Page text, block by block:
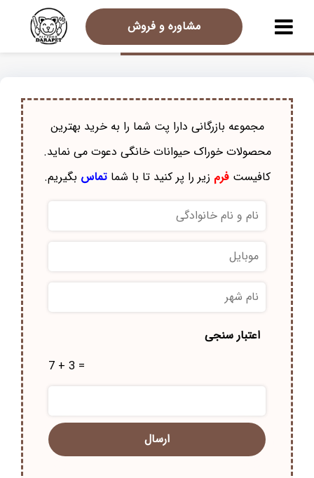
مشاوره و فروش
مجموعه بازرگانی دارا پت شما را به خرید بهترین
محصولات خوراک حيوانات خانگی دعوت می نماید.
کافیستفرم زیر را پر کنید تا با شماتماس بگیریم.
نام
و
خانوادگی
موبایل
نام
شهر
*
اعتبار سنجی
7 + 3 =